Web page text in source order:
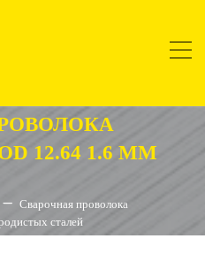
12.64 1.6 ММ
Сварочная проволока
сталей